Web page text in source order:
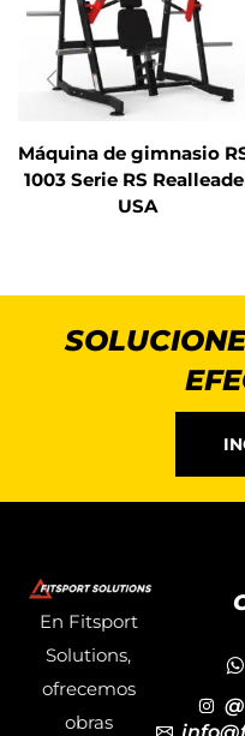
Máquina de gimnasio
1003 Serie RS
USA
En Fitsport
Solutions,
ofrecemos
obras